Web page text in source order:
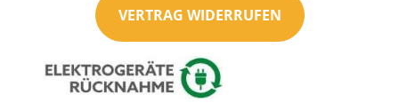
VERTRAG WIDERRUFEN